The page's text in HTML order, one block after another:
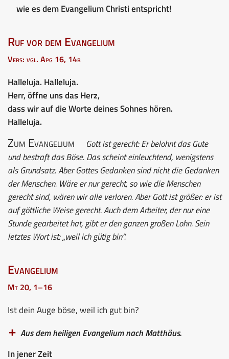
wie es dem Evangelium Christi entspricht!
Ruf vor dem Evangelium
Vers: vgl. Apg 16, 14b
Halleluja. Halleluja.
Herr, öffne uns das Herz,
dass wir auf die Worte deines Sohnes hören.
Halleluja.
Zum Evangelium
Gott ist gerecht: Er belohnt das Gute
und bestraft das Böse. Das scheint einleuchtend, wenigstens
als Grundsatz. Aber Gottes Gedanken sind nicht die Gedanken
der Menschen. Wäre er nur gerecht, so wie die Menschen
gerecht sind, wären wir alle verloren. Aber Gott ist größer: er ist
auf göttliche Weise gerecht. Auch dem Arbeiter, der nur eine
Stunde gearbeitet hat, gibt er den ganzen großen Lohn. Sein
letztes Wort ist: „weil ich gütig bin“.
Evangelium
Mt 20, 1–16
Ist dein Auge böse, weil ich gut bin?
Aus dem heiligen Evangelium nach Matthäus.
In jener Zeit